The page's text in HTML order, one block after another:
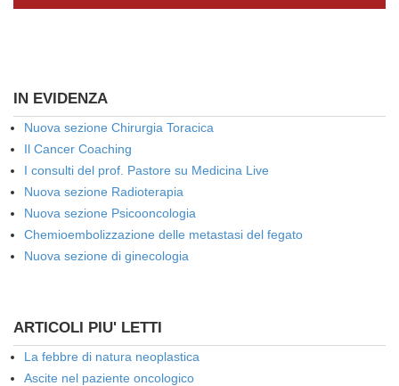
IN EVIDENZA
Nuova sezione Chirurgia Toracica
Il Cancer Coaching
I consulti del prof. Pastore su Medicina Live
Nuova sezione Radioterapia
Nuova sezione Psicooncologia
Chemioembolizzazione delle metastasi del fegato
Nuova sezione di ginecologia
ARTICOLI PIU' LETTI
La febbre di natura neoplastica
Ascite nel paziente oncologico